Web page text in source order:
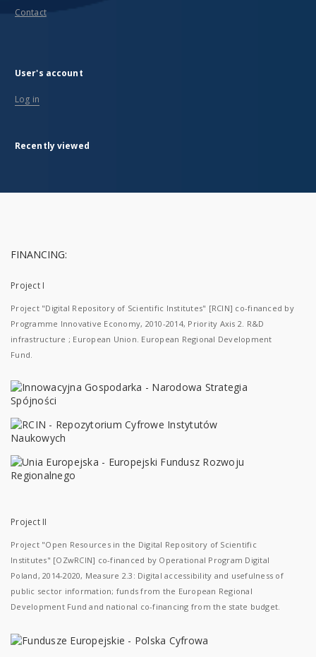
Contact
User's account
Log in
Recently viewed
FINANCING:
Project I
Project "Digital Repository of Scientific Institutes" [RCIN] co-financed by
Programme Innovative Economy, 2010-2014, Priority Axis 2. R&D
infrastructure ; European Union. European Regional Development
Fund.
Project II
Project "Open Resources in the Digital Repository of Scientific
Institutes" [OZwRCIN] co-financed by Operational Program Digital
Poland, 2014-2020, Measure 2.3: Digital accessibility and usefulness of
public sector information; funds from the European Regional
Development Fund and national co-financing from the state budget.